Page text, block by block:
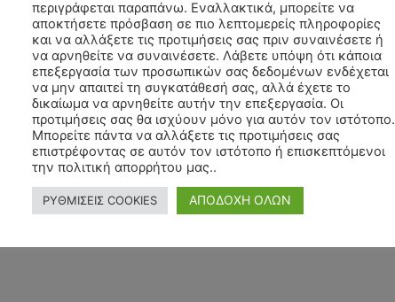
περιγράφεται παραπάνω. Εναλλακτικά, μπορείτε να
αποκτήσετε πρόσβαση σε πιο λεπτομερείς πληροφορίες
και να αλλάξετε τις προτιμήσεις σας πριν συναινέσετε ή
να αρνηθείτε να συναινέσετε. Λάβετε υπόψη ότι κάποια
επεξεργασία των προσωπικών σας δεδομένων ενδέχεται
να μην απαιτεί τη συγκατάθεσή σας, αλλά έχετε το
δικαίωμα να αρνηθείτε αυτήν την επεξεργασία. Οι
προτιμήσεις σας θα ισχύουν μόνο για αυτόν τον ιστότοπο.
Μπορείτε πάντα να αλλάξετε τις προτιμήσεις σας
επιστρέφοντας σε αυτόν τον ιστότοπο ή επισκεπτόμενοι
την πολιτική απορρήτου μας..
ΡΥΘΜΙΣΕΙΣ COOKIES ΑΠΟΔΟΧΗ ΟΛΩΝ